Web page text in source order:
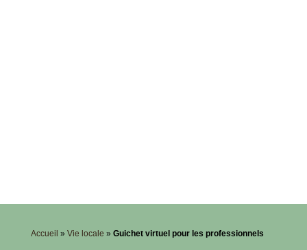
Accueil » Vie locale » Guichet virtuel pour les professionnels